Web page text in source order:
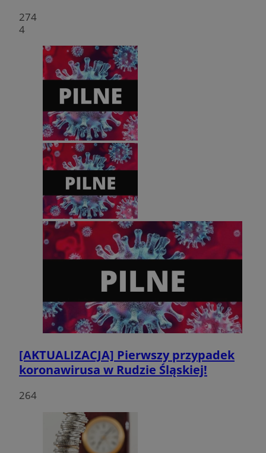
274
4
[AKTUALIZACJA] Pierwszy przypadek
koronawirusa w Rudzie Śląskiej!
264